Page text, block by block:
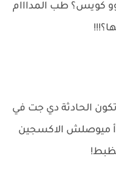
كويس؟ طب المدااام
تكون الحادثة دي جت في
ميوصلش الاكسجين